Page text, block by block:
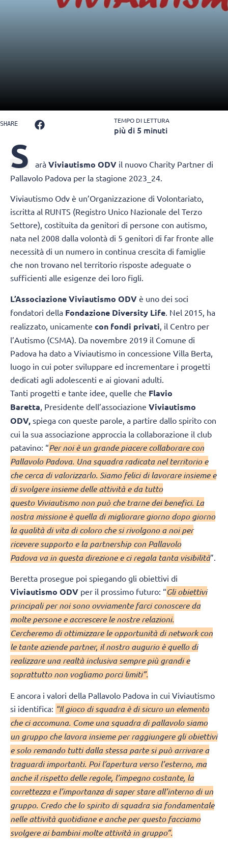
SHARE TEMPO DI LETTURA
più di 5 minuti
S arà Viviautismo ODV il nuovo Charity Partner di
Pallavolo Padova per la stagione 2023_24.
Viviautismo Odv è un’Organizzazione di Volontariato,
iscritta al RUNTS (Registro Unico Nazionale del Terzo
Settore), costituita da genitori di persone con autismo,
nata nel 2008 dalla volontà di 5 genitori di far fronte alle
necessità di un numero in continua crescita di famiglie
che non trovano nel territorio risposte adeguate o
sufficienti alle esigenze dei loro figli.
L’Associazione Viviautismo ODV è uno dei soci
fondatori della Fondazione Diversity Life . Nel 2015, ha
realizzato, unicamente con fondi privati , il Centro per
l’Autismo (CSMA). Da novembre 2019 il Comune di
Padova ha dato a Viviautismo in concessione Villa Berta,
luogo in cui poter sviluppare ed incrementare i progetti
dedicati agli adolescenti e ai giovani adulti.
Tanti progetti e tante idee, quelle che Flavio
Baretta , Presidente dell’associazione Viviautismo
ODV, spiega con queste parole, a partire dallo spirito con
cui la sua associazione approccia la collaborazione il club
patavino: “Per noi è un grande piacere collaborare con
Pallavolo Padova. Una squadra radicata nel territorio e
che cerca di valorizzarlo. Siamo felici di lavorare insieme e
di svolgere insieme delle attività e da tutto
questo Viviautismo non può che trarne dei benefici. La
nostra missione è quella di migliorare giorno dopo giorno
la qualità di vita di coloro che si rivolgono a noi per
ricevere supporto e la partnership con Pallavolo
Padova va in questa direzione e ci regala tanta visibilità”.
Beretta prosegue poi spiegando gli obiettivi di
Viviautismo ODV per il prossimo futuro: “Gli obiettivi
principali per noi sono ovviamente farci conoscere da
molte persone e accrescere le nostre relazioni.
Cercheremo di ottimizzare le opportunità di network con
le tante aziende partner, il nostro augurio è quello di
realizzare una realtà inclusiva sempre più grandi e
soprattutto non vogliamo porci limiti”.
E ancora i valori della Pallavolo Padova in cui Viviautismo
si identifica: “Il gioco di squadra è di sicuro un elemento
che ci accomuna. Come una squadra di pallavolo siamo
un gruppo che lavora insieme per raggiungere gli obiettivi
e solo remando tutti dalla stessa parte si può arrivare a
traguardi importanti. Poi l’apertura verso l’esterno, ma
anche il rispetto delle regole, l’impegno costante, la
correttezza e l’importanza di saper stare all’interno di un
gruppo. Credo che lo spirito di squadra sia fondamentale
nelle attività quotidiane e anche per questo facciamo
svolgere ai bambini molte attività in gruppo”.